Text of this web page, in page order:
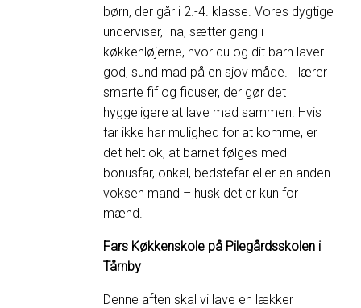
børn, der går i 2.-4. klasse. Vores dygtige
underviser, Ina, sætter gang i
køkkenløjerne, hvor du og dit barn laver
god, sund mad på en sjov måde. I lærer
smarte fif og fiduser, der gør det
hyggeligere at lave mad sammen. Hvis
far ikke har mulighed for at komme, er
det helt ok, at barnet følges med
bonusfar, onkel, bedstefar eller en anden
voksen mand – husk det er kun for
mænd.
Fars Køkkenskole på Pilegårdsskolen i
Tårnby
Denne aften skal vi lave en lækker